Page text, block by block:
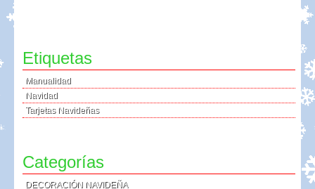
Etiquetas
Manualidad
Navidad
Tarjetas Navideñas
Categorías
DECORACIÓN NAVIDEÑA